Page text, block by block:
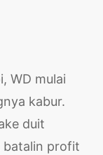
WD mulai
kabur.
duit
batalin profit